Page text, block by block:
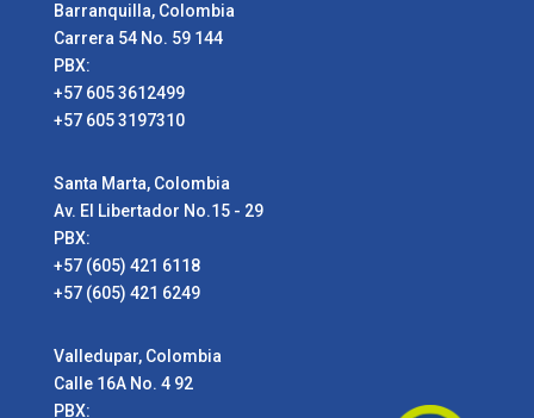
Barranquilla, Colombia
Carrera 54 No. 59 144
PBX:
+57 605 3612499
+57 605 3197310
Santa Marta, Colombia
Av. El Libertador No.15 - 29
PBX:
+57 (605) 421 6118
+57 (605) 421 6249
Valledupar, Colombia
Calle 16A No. 4 92
PBX: